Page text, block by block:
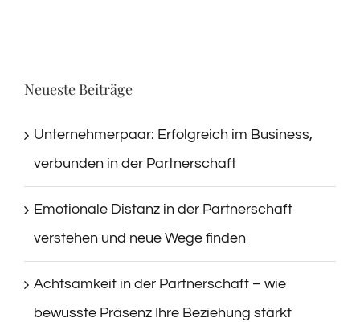
Neueste Beiträge
Unternehmerpaar: Erfolgreich im Business,
verbunden in der Partnerschaft
Emotionale Distanz in der Partnerschaft
verstehen und neue Wege finden
Achtsamkeit in der Partnerschaft – wie
bewusste Präsenz Ihre Beziehung stärkt